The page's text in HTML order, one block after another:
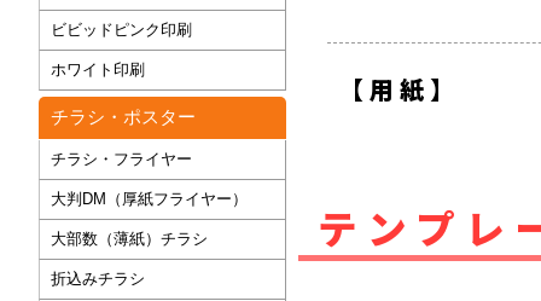
【 用 紙 】
テンプレ
ビビッドピンク印刷
ホワイト印刷
チラシ・ポスター
チラシ・フライヤー
大判DM（厚紙フライヤー）
大部数（薄紙）チラシ
折込みチラシ